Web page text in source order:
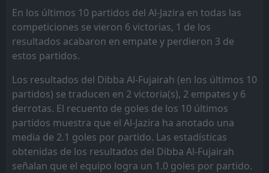
En los últimos 10 partidos del Al-Jazira en todas las
competiciones se vieron 6 victorias, 1 de los
resultados acabaron en empate y perdieron 3 de
estos partidos.
Los resultados del Dibba Al-Fujairah (en los últimos 10
partidos) se traducen en 2 victoria(s), 2 empates y 6
derrotas. El recuento de goles de los 10 últimos
partidos muestra que el Al-Jazira ha anotado una
media de 2.1 goles por partido. Las estadísticas
obtenidas de los resultados del Dibba Al-Fujairah
señalan que el equipo logra un 1.0 goles por partido.